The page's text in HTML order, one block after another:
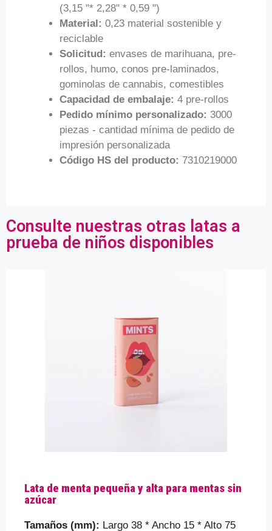
(3,15 "* 2,28" * 0,59 ")
Material: 0,23 material sostenible y
reciclable
Solicitud: envases de marihuana, pre-
rollos, humo, conos pre-laminados,
gominolas de cannabis, comestibles
Capacidad de embalaje: 4 pre-rollos
Pedido mínimo personalizado: 3000
piezas - cantidad mínima de pedido de
impresión personalizada
Código HS del producto: 7310219000
Consulte nuestras otras latas a
prueba de niños disponibles
Lata de menta pequeña y alta para mentas sin
azúcar
Tamaños (mm): Largo 38 * Ancho 15 * Alto 75